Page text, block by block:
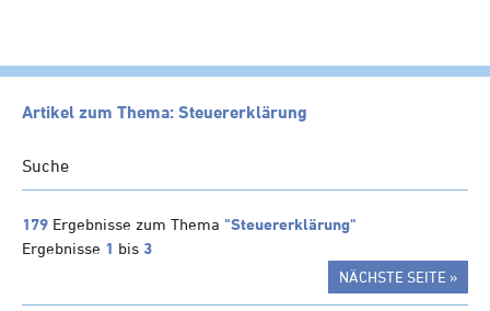
SERVICE
Klienten-Info
Artikel zum Thema: Steuererklärung
Suche
179 Ergebnisse zum Thema "Steuererklärung"
Ergebnisse 1 bis 3
NÄCHSTE SEITE »